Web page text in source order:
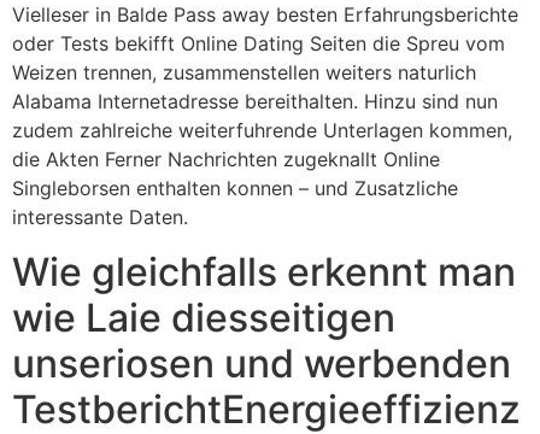
Vielleser in Balde Pass away besten Erfahrungsberichte
oder Tests bekifft Online Dating Seiten die Spreu vom
Weizen trennen, zusammenstellen weiters naturlich
Alabama Internetadresse bereithalten. Hinzu sind nun
zudem zahlreiche weiterfuhrende Unterlagen kommen,
die Akten Ferner Nachrichten zugeknallt Online
Singleborsen enthalten konnen – und Zusatzliche
interessante Daten.
Wie gleichfalls erkennt man
wie Laie diesseitigen
unseriosen und werbenden
TestberichtEnergieeffizienz